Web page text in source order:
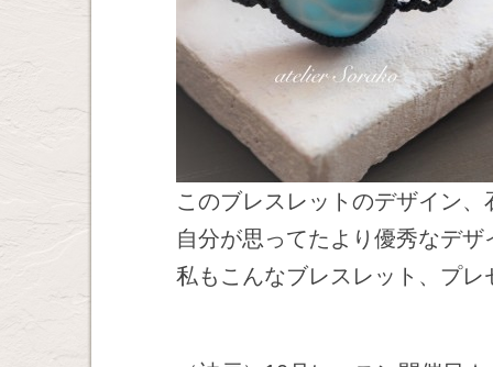
このブレスレットのデザイン
自分が思ってたより優秀なデ
私もこんなブレスレット、プレ